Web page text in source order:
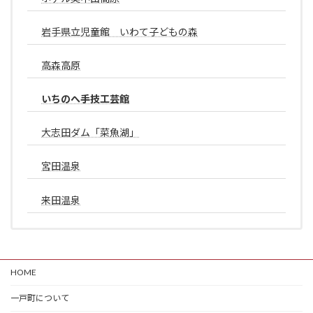
岩手県立児童館 いわて子どもの森
高森高原
いちのへ手技工芸館
大志田ダム「菜魚湖」
宮田温泉
来田温泉
HOME
一戸町について